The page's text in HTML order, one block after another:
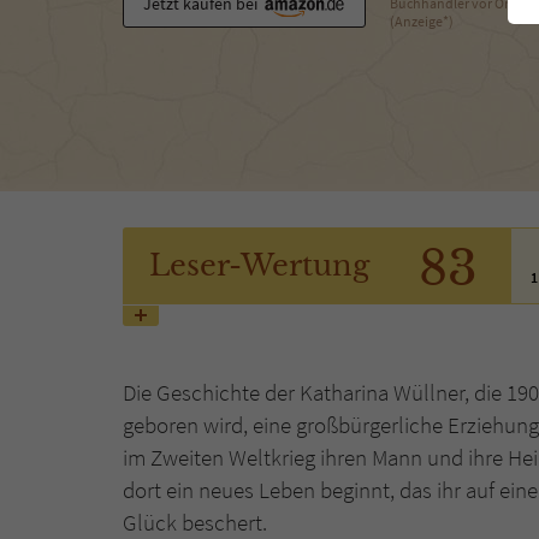
(Anzeige*)
Leser-Wertung 83
1
Die Geschichte der Katharina Wüllner, die
geboren wird, eine großbürgerliche
im Zweiten Weltkrieg ihren Mann und ihre
dort ein neues Leben beginnt, das ihr auf
Glück beschert.